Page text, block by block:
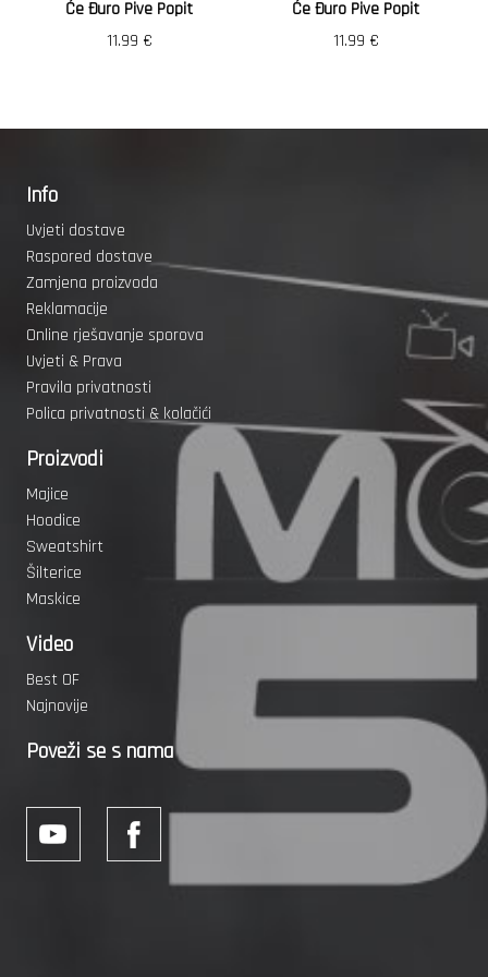
Će Đuro Pive Popit
11.99 €
Će Đuro Pive Popit
11.99 €
Info
Uvjeti dostave
Raspored dostave
Zamjena proizvoda
Reklamacije
Online rješavanje sporova
Uvjeti & Prava
Pravila privatnosti
Polica privatnosti & kolačići
Proizvodi
Majice
Hoodice
Sweatshirt
Šilterice
Maskice
Video
Best OF
Najnovije
Poveži se s nama